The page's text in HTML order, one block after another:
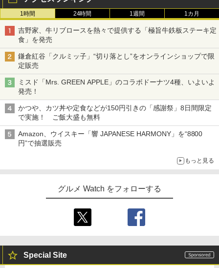
1時間 24時間 1週間 1カ月
吉野家、牛リブロースを熱々で提供する「極旨牛鉄板ステーキ定
食」を発売
鎌倉紅谷「クルミッ子」“切り落とし”をオンラインショップで限
定販売
ミスド「Mrs. GREEN APPLE」のコラボドーナツ4種、いよいよ
発売！
かつや、カツ丼や定食などが150円引きの「感謝祭」8日間限定
で実施！ ご飯大盛も無料
Amazon、ウイスキー「響 JAPANESE HARMONY」を“8800
円”で抽選販売
もっと見る
グルメ Watch をフォローする
Special Site